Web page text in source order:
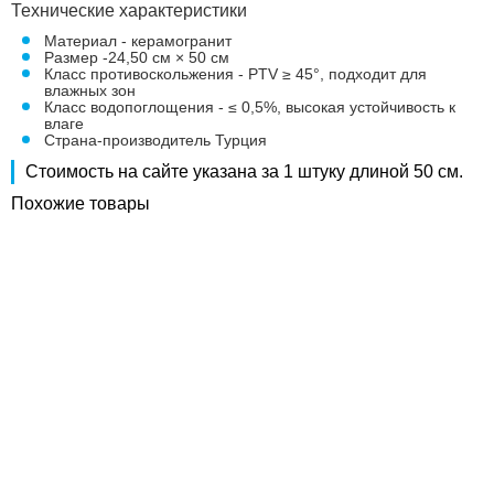
Технические характеристики
Материал - керамогранит
Размер -24,50 см × 50 см
Класс противоскольжения - PTV ≥ 45°, подходит для
влажных зон
Класс водопоглощения - ≤ 0,5%, высокая устойчивость к
влаге
Страна-производитель Турция
Стоимость на сайте указана за 1 штуку длиной 50 см.
Похожие товары